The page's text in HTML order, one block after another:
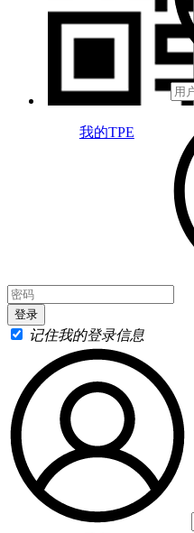
我的TPE
记住我的登录信息